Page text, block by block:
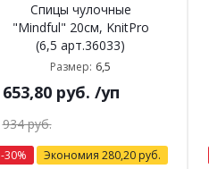
Спицы чулочные
"Mindful" 20см, KnitPro
(6,5 арт.36033)
Размер: 6,5
653,80руб. /уп
934руб.
-30% Экономия 280,20руб.